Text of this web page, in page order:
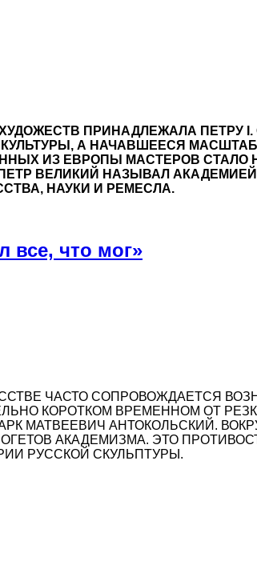
ПРИНАДЛЕЖАЛА
А НАЧАВШЕЕСЯ
ИЗ ЕВРОПЫ МАСТЕРОВ СТАЛО
ВЕЛИКИЙ НАЗЫВАЛ
НАУКИ И РЕМЕСЛА.
все, что мог»
ЧАСТО СОПРОВОЖДАЕТСЯ
КОРОТКОМ ВРЕМЕННОМ ОТ
МАТВЕЕВИЧ АНТОКОЛЬСКИЙ.
АКАДЕМИЗМА. ЭТО
РУССКОЙ СКУЛЬПТУРЫ.